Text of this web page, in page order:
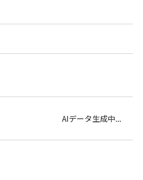
AIデータ生成中...